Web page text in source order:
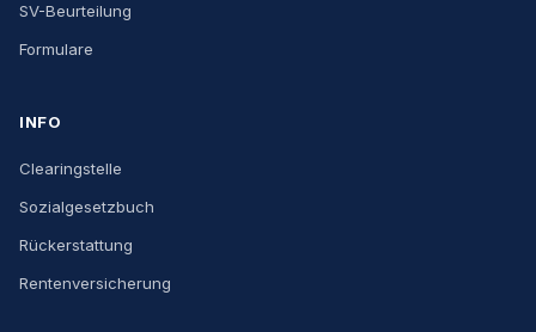
SV-Beurteilung
Formulare
INFO
Clearingstelle
Sozialgesetzbuch
Rückerstattung
Rentenversicherung